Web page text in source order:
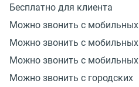
Бесплатно для клиента
Можно звонить с мобильных
Можно звонить с мобильных
Можно звонить с мобильных
Можно звонить с городских